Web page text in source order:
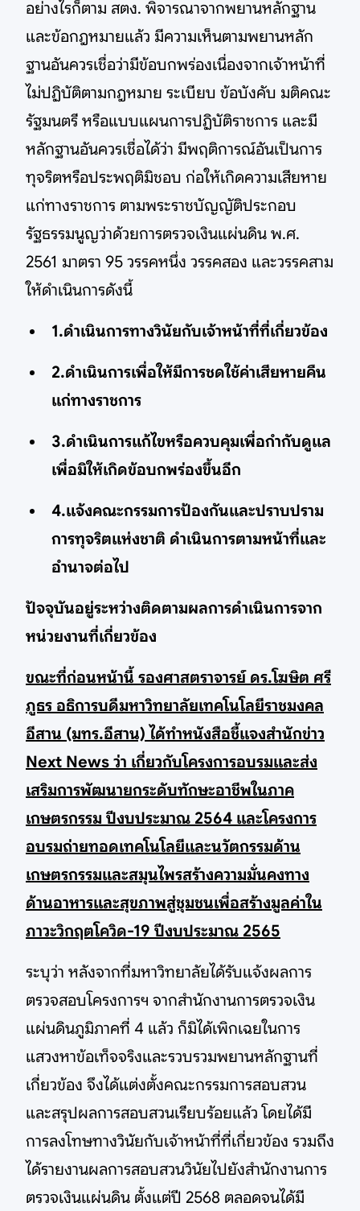
อย่างไรก็ตาม สตง. พิจารณาจากพยานหลักฐาน
และข้อกฎหมายแล้ว มีความเห็นตามพยานหลัก
ฐานอันควรเชื่อว่ามีข้อบกพร่องเนื่องจากเจ้าหน้าที่
ไม่ปฏิบัติตามกฎหมาย ระเบียบ ข้อบังคับ มติคณะ
รัฐมนตรี หรือแบบแผนการปฏิบัติราชการ และมี
หลักฐานอันควรเชื่อได้ว่า มีพฤติการณ์อันเป็นการ
ทุจริตหรือประพฤติมิชอบ ก่อให้เกิดความเสียหาย
แก่ทางราชการ ตามพระราชบัญญัติประกอบ
รัฐธรรมนูญว่าด้วยการตรวจเงินแผ่นดิน พ.ศ.
2561 มาตรา 95 วรรคหนึ่ง วรรคสอง และวรรคสาม
ให้ดำเนินการดังนี้
1.ดำเนินการทางวินัยกับเจ้าหน้าที่ที่เกี่ยวข้อง
2.ดำเนินการเพื่อให้มีการชดใช้ค่าเสียหายคืน
แก่ทางราชการ
3.ดำเนินการแก้ไขหรือควบคุมเพื่อกำกับดูแล
เพื่อมิให้เกิดข้อบกพร่องขึ้นอีก
4.แจ้งคณะกรรมการป้องกันและปราบปราม
การทุจริตแห่งชาติ ดำเนินการตามหน้าที่และ
อำนาจต่อไป
ปัจจุบันอยู่ระหว่างติดตามผลการดำเนินการจาก
หน่วยงานที่เกี่ยวข้อง
ขณะที่ก่อนหน้านี้ รองศาสตราจารย์ ดร.โฆษิต ศรี
ภูธร อธิการบดีมหาวิทยาลัยเทคโนโลยีราชมงคล
อีสาน (มทร.อีสาน) ได้ทำหนังสือชี้แจงสำนักข่าว
Next News ว่า เกี่ยวกับโครงการอบรมและส่ง
เสริมการพัฒนายกระดับทักษะอาชีพในภาค
เกษตรกรรม ปีงบประมาณ 2564 และโครงการ
อบรมถ่ายทอดเทคโนโลยีและนวัตกรรมด้าน
เกษตรกรรมและสมุนไพรสร้างความมั่นคงทาง
ด้านอาหารและสุขภาพสู่ชุมชนเพื่อสร้างมูลค่าใน
ภาวะวิกฤตโควิด-19 ปีงบประมาณ 2565
ระบุว่า หลังจากที่มหาวิทยาลัยได้รับแจ้งผลการ
ตรวจสอบโครงการฯ จากสำนักงานการตรวจเงิน
แผ่นดินภูมิภาคที่ 4 แล้ว ก็มิได้เพิกเฉยในการ
แสวงหาข้อเท็จจริงและรวบรวมพยานหลักฐานที่
เกี่ยวข้อง จึงได้แต่งตั้งคณะกรรมการสอบสวน
และสรุปผลการสอบสวนเรียบร้อยแล้ว โดยได้มี
การลงโทษทางวินัยกับเจ้าหน้าที่ที่เกี่ยวข้อง รวมถึง
ได้รายงานผลการสอบสวนวินัยไปยังสำนักงานการ
ตรวจเงินแผ่นดิน ตั้งแต่ปี 2568 ตลอดจนได้มี